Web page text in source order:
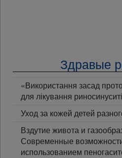
Здравые
«Використання засад
для лікування
Уход за кожей детей
Вздутие живота и
Современные
использованием